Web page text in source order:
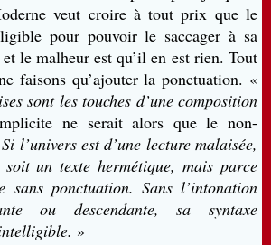
veut croire à tout prix que le
pour pouvoir le saccager à sa
le malheur est qu’il en est rien. Tout
faisons qu’ajouter la ponctuation. «
sont les touches d’une composition
ne serait alors que le non-
l’univers est d’une lecture malaisée,
soit un texte hermétique, mais parce
sans ponctuation. Sans l’intonation
ou descendante, sa syntaxe
»